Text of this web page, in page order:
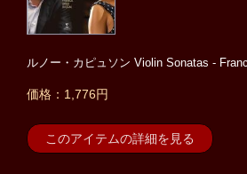
ルノー・カピュソン Violin Sonatas -
価格：1,776円
このアイテムの詳細を見る